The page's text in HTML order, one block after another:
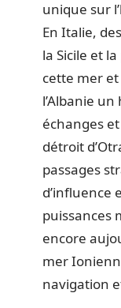
unique sur
En Italie,
la Sicile et
cette mer
l’Albanie
échanges
détroit
passages
d’influence
puissances
encore
mer
navigation